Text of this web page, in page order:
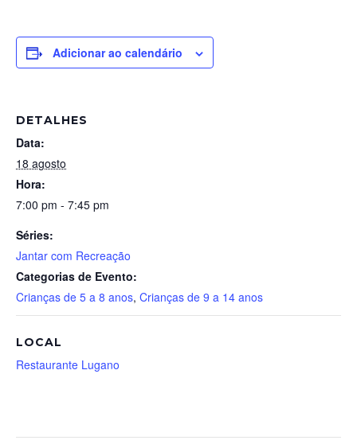
Adicionar ao calendário
DETALHES
Data:
18 agosto
Hora:
7:00 pm - 7:45 pm
Séries:
Jantar com Recreação
Categorias de Evento:
Crianças de 5 a 8 anos, Crianças de 9 a 14 anos
LOCAL
Restaurante Lugano